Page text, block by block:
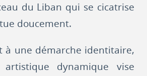
du Liban qui se cicatrise
doucement.
à une démarche identitaire,
dynamique vise